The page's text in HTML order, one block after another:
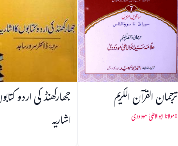
ترجمان القرآن الکریم
مولانا ابوالاعلیٰ مودودی
جھارکھنڈ کی اردو
اشاریہ